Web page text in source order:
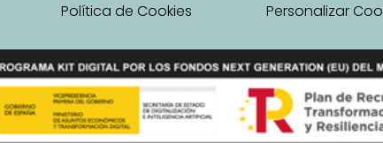
Política de Cookies Personalizar